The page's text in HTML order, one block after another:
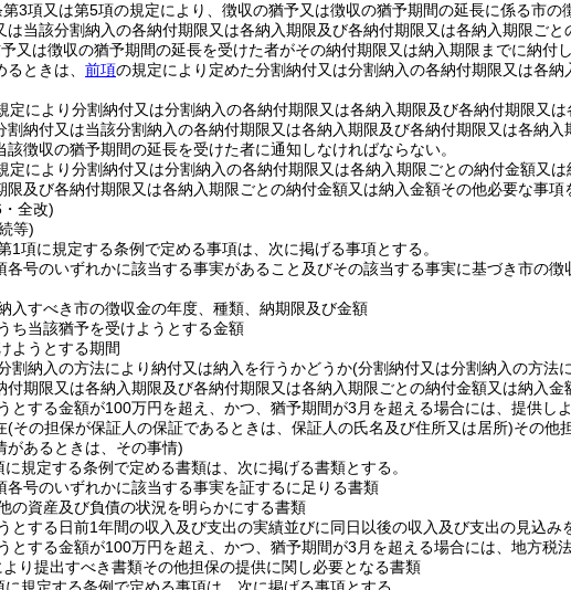
3項又は第5項の規定により、徴収の猶予又は徴収の猶予期間の延長に係る市
は当該分割納入の各納付期限又は各納入期限及び各納付期限又は各納入期限ごと
又は徴収の猶予期間の延長を受けた者がその納付期限又は納入期限までに納付
ときは、 前項の規定により定めた分割納付又は分割納入の各納付期限又は各
定により分割納付又は分割納入の各納付期限又は各納入期限及び各納付期限又
割納付又は当該分割納入の各納付期限又は各納入期限及び各納付期限又は各納
徴収の猶予期間の延長を受けた者に通知しなければならない。
定により分割納付又は分割納入の各納付期限又は各納入期限ごとの納付金額又
限及び各納付期限又は各納入期限ごとの納付金額又は納入金額その他必要な事項
全改)
等)
1項に規定する条例で定める事項は、次に掲げる事項とする。
各号のいずれかに該当する事実があること及びその該当する事実に基づき市の
入すべき市の徴収金の年度、種類、納期限及び金額
ち当該猶予を受けようとする金額
ようとする期間
割納入の方法により納付又は納入を行うかどうか(分割納付又は分割納入の方法
付期限又は各納入期限及び各納付期限又は各納入期限ごとの納付金額又は納入金
とする金額が100万円を超え、かつ、猶予期間が3月を超える場合には、提供し
(その担保が保証人の保証であるときは、保証人の氏名及び住所又は居所)その他
があるときは、その事情)
規定する条例で定める書類は、次に掲げる書類とする。
各号のいずれかに該当する事実を証するに足りる書類
の資産及び負債の状況を明らかにする書類
とする日前1年間の収入及び支出の実績並びに同日以後の収入及び支出の見込み
とする金額が100万円を超え、かつ、猶予期間が3月を超える場合には、地方税
り提出すべき書類その他担保の提供に関し必要となる書類